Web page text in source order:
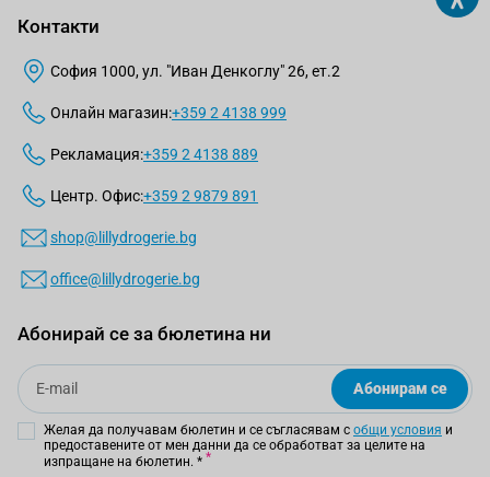
Контакти
София 1000, ул. "Иван Денкоглу" 26, ет.2
Онлайн магазин:+359 2 4138 999
Рекламация:+359 2 4138 889
Центр. Офис:+359 2 9879 891
shop@lillydrogerie.bg
office@lillydrogerie.bg
Абонирай се за бюлетина ни
Email
Абонирам се
Желая да получавам бюлетин и се съгласявам с общи условия и
предоставените от мен данни да се обработват за целите на
изпращане на бюлетин. *